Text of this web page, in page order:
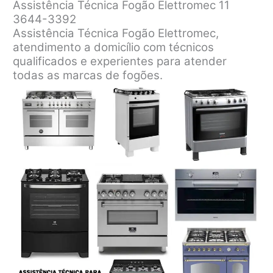
Assistência Técnica Fogão Elettromec 11
3644-3392
Assistência Técnica Fogão Elettromec,
atendimento a domicílio com técnicos
qualificados e experientes para atender
todas as marcas de fogões.